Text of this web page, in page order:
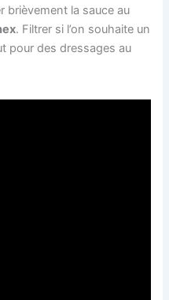
brièvement la sauce au
. Filtrer si l’on souhaite un
pour des dressages au